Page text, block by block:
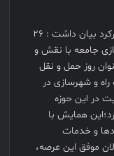
احمد راستینه در همایش حمل و نقل در شهرکرد بیان داشت : ۲۶
جامعه با نقش و
روز حمل و نقل
و شهرسازی در
در این حوزه
همایش با
و خدمات
موفق این عرصه،